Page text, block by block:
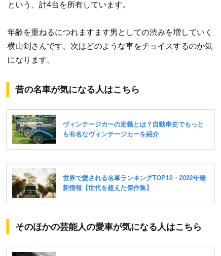
という、計4台を所有しています。
年齢を重ねるにつれますます男としての渋みを増していく
横山剣さんです。次はどのような車をチョイスするのか気
になります。
昔の名車が気になる人はこちら
そのほかの芸能人の愛車が気になる人はこちら